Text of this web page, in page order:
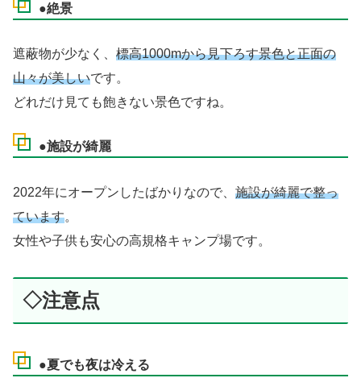
●絶景
遮蔽物が少なく、 標高1000mから見下ろす景色と正面の
山々が美しいです。
どれだけ見ても飽きない景色ですね。
●施設が綺麗
2022年にオープンしたばかりなので、 施設が綺麗で整っ
ています。
女性や子供も安心の高規格キャンプ場です。
◇注意点
●夏でも夜は冷える